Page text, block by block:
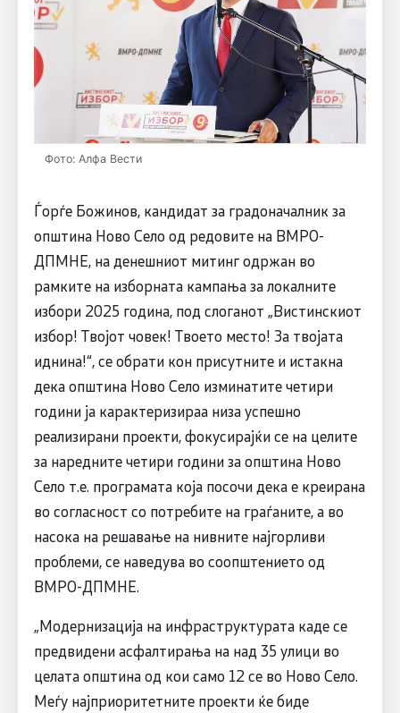
Фото: Алфа Вести
Ѓорѓе Божинов, кандидат за градоначалник за
општина Ново Село од редовите на ВМРО-
ДПМНЕ, на денешниот митинг одржан во
рамките на изборната кампања за локалните
избори 2025 година, под слоганот „Вистинскиот
избор! Твојот човек! Твоето место! За твојата
иднина!“, се обрати кон присутните и истакна
дека општина Ново Село изминатите четири
години ја карактеризираа низа успешно
реализирани проекти, фокусирајќи се на целите
за наредните четири години за општина Ново
Село т.е. програмата која посочи дека е креирана
во согласност со потребите на граѓаните, а во
насока на решавање на нивните најгорливи
проблеми, се наведува во соопштението од
ВМРО-ДПМНЕ.
„Модернизација на инфраструктурата каде се
предвидени асфалтирања на над 35 улици во
целата општина од кои само 12 се во Ново Село.
Меѓу најприоритетните проекти ќе биде